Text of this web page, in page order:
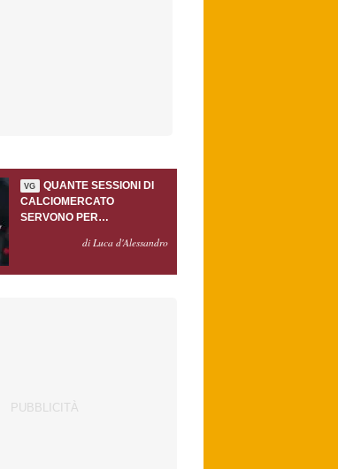
VG
QUANTE SESSIONI DI
CALCIOMERCATO
SERVONO PER
GASPERINI?di Luca d'Alessandro